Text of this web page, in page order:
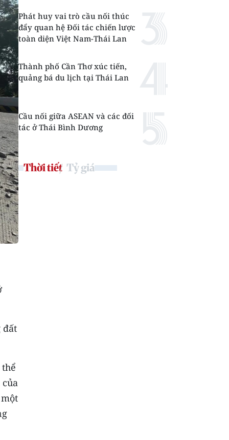
đất
Phát huy vai trò cầu nối thúc
đẩy quan hệ Đối tác chiến lược
toàn diện Việt Nam-Thái Lan
Thành phố Cần Thơ xúc tiến,
quảng bá du lịch tại Thái Lan
Cầu nối giữa ASEAN và các đối
tác ở Thái Bình Dương
Thời tiết Tỷ giá